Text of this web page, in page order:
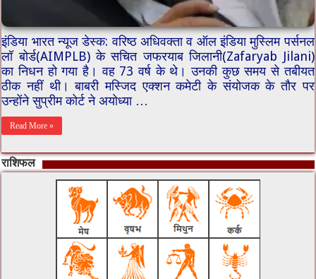
इंडिया भारत न्यूज डेस्क: वरिष्ठ अधिवक्ता व ऑल इंडिया मुस्लिम पर्सनल
लॉ बोर्ड(AIMPLB) के सचित जफरयाब जिलानी(Zafaryab Jilani)
का निधन हो गया है। वह 73 वर्ष के थे। उनकी कुछ समय से तबीयत
ठीक नहीं थी। बाबरी मस्जिद एक्शन कमेटी के संयोजक के तौर पर
उन्होंने सुप्रीम कोर्ट ने अयोध्या …
Read More »
राशिफल